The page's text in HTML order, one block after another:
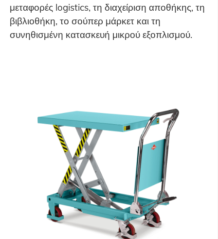
μεταφορές logistics, τη διαχείριση αποθήκης, τη
βιβλιοθήκη, το σούπερ μάρκετ και τη
συνηθισμένη κατασκευή μικρού εξοπλισμού.